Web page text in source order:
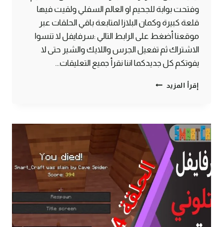
وفتحت بوابة للجحيم او العالم السفلي ولقيت فيها
قلعة كبيرة وكمان البلازا لمتابعة باقي الحلقات عبر
موقعنا أضغط على الرابط التالي :سرفايفل لا تنسوا
الاشتراك ثم تفعيل الجرس واللايك والشير حتى لا
يفوتكم كل جديدكما اننا نقرأ جميع التعليقات…
إقرأ المزيد الحلقة
وفتحت
للجحيم
–
سرفايفل
(1.14.4)
ماين
كرافت